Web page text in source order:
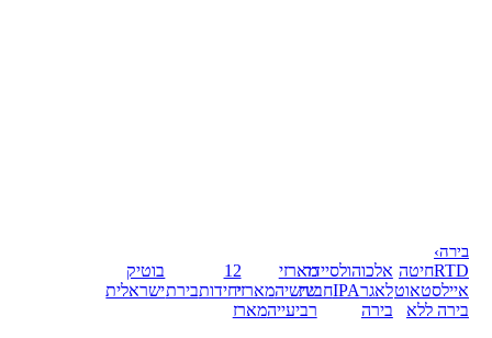
בירה›
RTDחיטה
איילסטאוט
בירה ללא
אלכוהולסיידר
לאגרIPAחבית
בירה
מארזי
שישיהמארזי
רביעייהמארז
12
יחידותבירת
בוטיק
ישראלית